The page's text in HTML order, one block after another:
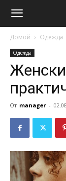
Домой Одежда
Одежда
От manager -